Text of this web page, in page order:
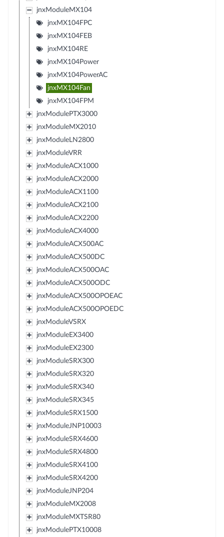
jnxModuleMX104
jnxMX104FPC
jnxMX104FEB
jnxMX104RE
jnxMX104Power
jnxMX104PowerAC
jnxMX104Fan
jnxMX104FPM
jnxModulePTX3000
jnxModuleMX2010
jnxModuleLN2800
jnxModuleVRR
jnxModuleACX1000
jnxModuleACX2000
jnxModuleACX1100
jnxModuleACX2100
jnxModuleACX2200
jnxModuleACX4000
jnxModuleACX500AC
jnxModuleACX500DC
jnxModuleACX500OAC
jnxModuleACX500ODC
jnxModuleACX500OPOEAC
jnxModuleACX500OPOEDC
jnxModuleVSRX
jnxModuleEX3400
jnxModuleEX2300
jnxModuleSRX300
jnxModuleSRX320
jnxModuleSRX340
jnxModuleSRX345
jnxModuleSRX1500
jnxModuleJNP10003
jnxModuleSRX4600
jnxModuleSRX4800
jnxModuleSRX4100
jnxModuleSRX4200
jnxModuleJNP204
jnxModuleMX2008
jnxModuleMXTSR80
jnxModulePTX10008